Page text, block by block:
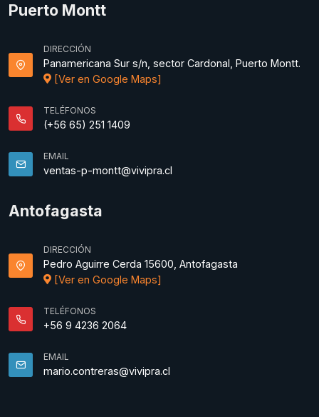
Puerto Montt
DIRECCIÓN
Panamericana Sur s/n, sector Cardonal, Puerto Montt.
[Ver en Google Maps]
TELÉFONOS
(+56 65) 251 1409
EMAIL
ventas-p-montt@vivipra.cl
Antofagasta
DIRECCIÓN
Pedro Aguirre Cerda 15600, Antofagasta
[Ver en Google Maps]
TELÉFONOS
+56 9 4236 2064
EMAIL
mario.contreras@vivipra.cl